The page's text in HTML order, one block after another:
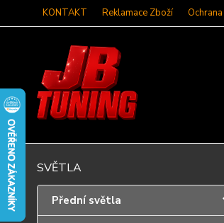
KONTAKT Reklamace Zboží
SVĚTLA
Přední světla